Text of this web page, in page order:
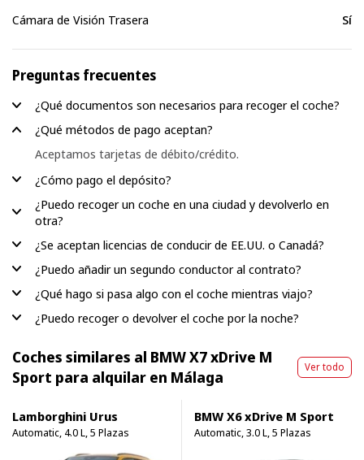
Cámara de Visión Trasera
Sí
Preguntas frecuentes
¿Qué documentos son necesarios para recoger el coche?
¿Qué métodos de pago aceptan?
Aceptamos tarjetas de débito/crédito.
¿Cómo pago el depósito?
¿Puedo recoger un coche en una ciudad y devolverlo en
otra?
¿Se aceptan licencias de conducir de EE.UU. o Canadá?
¿Puedo añadir un segundo conductor al contrato?
¿Qué hago si pasa algo con el coche mientras viajo?
¿Puedo recoger o devolver el coche por la noche?
Coches similares al BMW X7 xDrive M
Sport para alquilar en Málaga
Ver todo
Lamborghini Urus
Automatic, 4.0 L, 5 Plazas
BMW X6 xDrive M Sport
Automatic, 3.0 L, 5 Plazas